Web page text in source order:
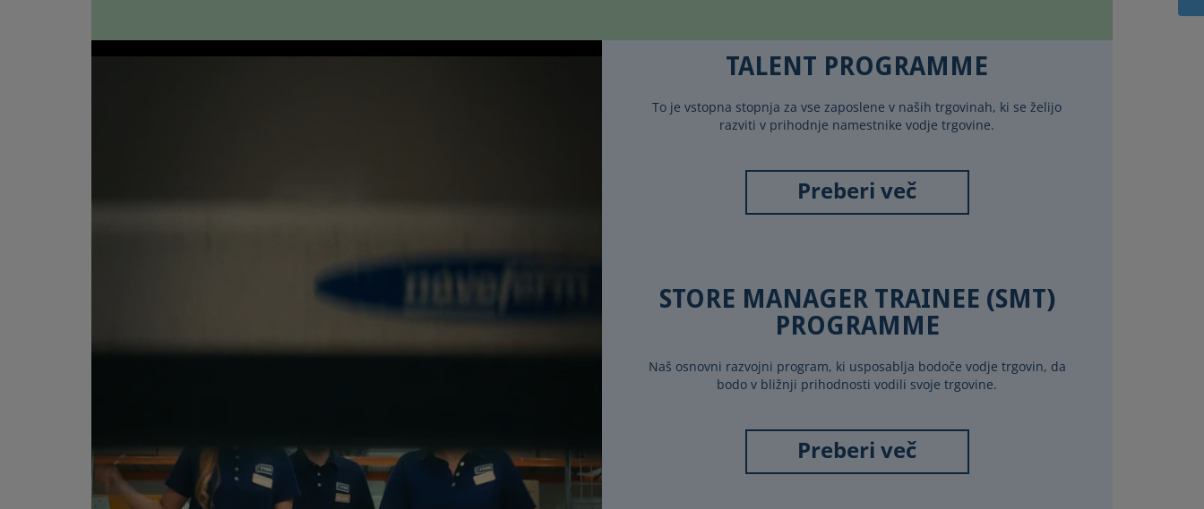
TALENT PROGRAMME
To je vstopna stopnja za vse zaposlene v naših trgovinah, ki se želijo
razviti v prihodnje namestnike vodje trgovine.
Preberi več
STORE MANAGER TRAINEE (SMT)
PROGRAMME
Naš osnovni razvojni program, ki usposablja bodoče vodje trgovin, da
bodo v bližnji prihodnosti vodili svoje trgovine.
Preberi več